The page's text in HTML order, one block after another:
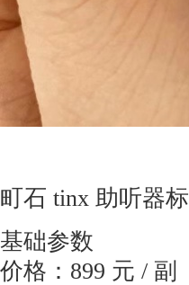
町石 tinx 助听器
基础参数
价格：899 元 / 副